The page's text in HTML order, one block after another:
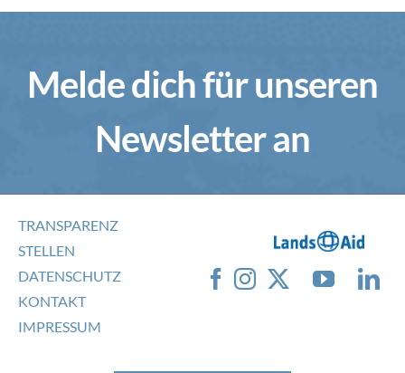
Melde dich für unseren
Newsletter an
TRANSPARENZ
STELLEN
DATENSCHUTZ
KONTAKT
IMPRESSUM